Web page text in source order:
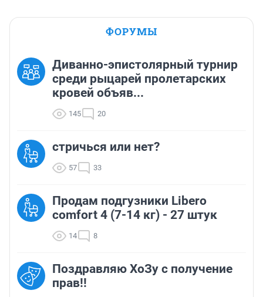
ФОРУМЫ
Диванно-эпистолярный турнир
среди рыцарей пролетарских
кровей объяв...
145 20
стричься или нет?
57 33
Продам подгузники Libero
comfort 4 (7-14 кг) - 27 штук
14 8
Поздравляю ХоЗу с получение
прав!!